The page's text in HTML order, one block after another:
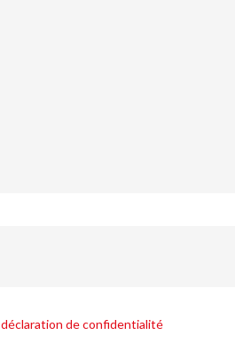
déclaration de confidentialité